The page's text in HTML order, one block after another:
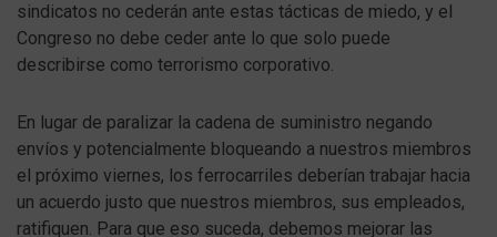
sindicatos no cederán ante estas tácticas de miedo, y el
Congreso no debe ceder ante lo que solo puede
describirse como terrorismo corporativo.
En lugar de paralizar la cadena de suministro negando
envíos y potencialmente bloqueando a nuestros miembros
el próximo viernes, los ferrocarriles deberían trabajar hacia
un acuerdo justo que nuestros miembros, sus empleados,
ratifiquen. Para que eso suceda, debemos mejorar las